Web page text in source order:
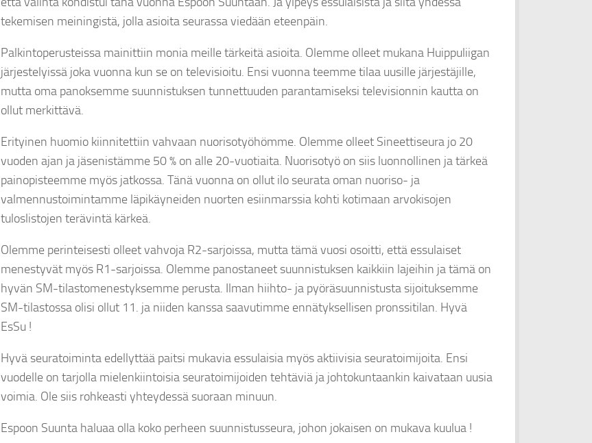
tekemisen meiningistä, jolla asioita seurassa viedään eteenpäin.
Palkintoperusteissa mainittiin monia meille tärkeitä asioita. Olemme olleet mukana Huippuliigan
järjestelyissä joka vuonna kun se on televisioitu. Ensi vuonna teemme tilaa uusille järjestäjille,
mutta oma panoksemme suunnistuksen tunnettuuden parantamiseksi televisionnin kautta on
ollut merkittävä.
Erityinen huomio kiinnitettiin vahvaan nuorisotyöhömme. Olemme olleet Sineettiseura jo 20
vuoden ajan ja jäsenistämme 50 % on alle 20-vuotiaita. Nuorisotyö on siis luonnollinen ja tärkeä
painopisteemme myös jatkossa. Tänä vuonna on ollut ilo seurata oman nuoriso- ja
valmennustoimintamme läpikäyneiden nuorten esiinmarssia kohti kotimaan arvokisojen
tuloslistojen terävintä kärkeä.
Olemme perinteisesti olleet vahvoja R2-sarjoissa, mutta tämä vuosi osoitti, että essulaiset
menestyvät myös R1-sarjoissa. Olemme panostaneet suunnistuksen kaikkiin lajeihin ja tämä on
hyvän SM-tilastomenestyksemme perusta. Ilman hiihto- ja pyöräsuunnistusta sijoituksemme
SM-tilastossa olisi ollut 11. ja niiden kanssa saavutimme ennätyksellisen pronssitilan. Hyvä
EsSu !
Hyvä seuratoiminta edellyttää paitsi mukavia essulaisia myös aktiivisia seuratoimijoita. Ensi
vuodelle on tarjolla mielenkiintoisia seuratoimijoiden tehtäviä ja johtokuntaankin kaivataan uusia
voimia. Ole siis rohkeasti yhteydessä suoraan minuun.
Espoon Suunta haluaa olla koko perheen suunnistusseura, johon jokaisen on mukava kuulua !